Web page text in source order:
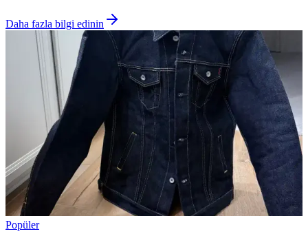
Daha fazla bilgi edinin
Popüler